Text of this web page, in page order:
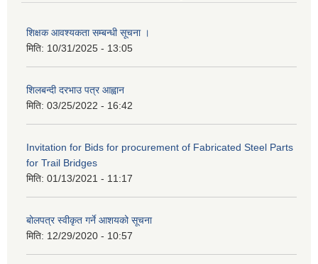
शिक्षक आवश्यकता सम्बन्धी सूचना ।
मिति: 10/31/2025 - 13:05
शिलबन्दी दरभाउ पत्र आह्वान
मिति: 03/25/2022 - 16:42
Invitation for Bids for procurement of Fabricated Steel Parts
for Trail Bridges
मिति: 01/13/2021 - 11:17
बोलपत्र स्वीकृत गर्ने आशयको सूचना
मिति: 12/29/2020 - 10:57